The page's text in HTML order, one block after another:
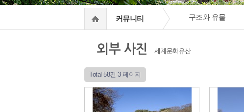
커뮤니티 구조와 유물
외부 사진 세계문화유산
Total 58건 3 페이지